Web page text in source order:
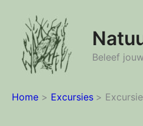
inhoud
Beleef
Home Excursies